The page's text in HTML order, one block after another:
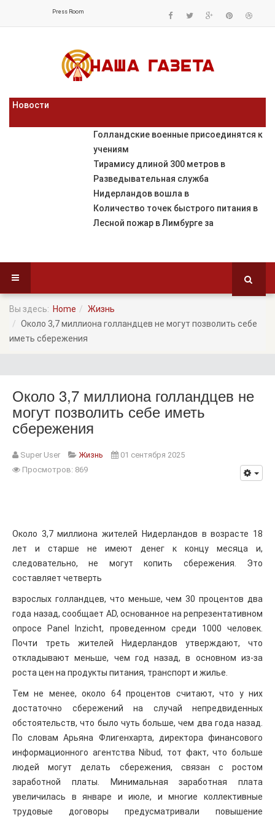
Press Room
Новости
Голландские военные присоединятся к
учениям
Тирамису длиной 300 метров в
Разведывательная служба
Нидерландов вошла в
Количество точек быстрого питания в
Лесной пожар в Лимбурге за
Вы здесь: Home
Жизнь
Около 3,7 миллиона голландцев не могут позволить себе
иметь сбережения
Около 3,7 миллиона голландцев не
могут позволить себе иметь
сбережения
Super User Жизнь
01 сентября 2025
Просмотров: 869
Около 3,7 миллиона жителей Нидерландов в возрасте 18
лет и старше не имеют денег к концу месяца и,
следовательно, не могут копить сбережения. Это
составляет четверть
взрослых голландцев, что меньше, чем 30 процентов два
года назад, сообщает AD, основанное на репрезентативном
опросе Panel Inzicht, проведенном среди 1000 человек.
Почти треть жителей Нидерландов утверждают, что
откладывают меньше, чем год назад, в основном из-за
роста цен на продукты питания, транспорт и жилье.
Тем не менее, около 64 процентов считают, что у них
достаточно сбережений на случай непредвиденных
обстоятельств, что было чуть больше, чем два года назад.
По словам Арьяна Флигенхарта, директора финансового
информационного агентства Nibud, тот факт, что больше
людей могут делать сбережения, связан с ростом
заработной платы. Минимальная заработная плата
увеличилась в январе и июле, и многие коллективные
трудовые договоры предусматривали повышение